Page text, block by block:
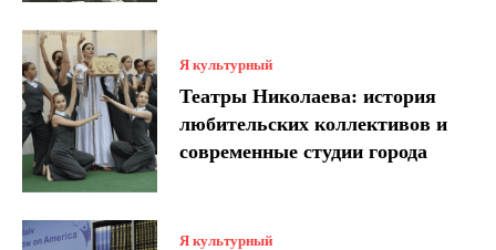
Я культурный
Театры Николаева: история
любительских коллективов и
современные студии города
Я культурный